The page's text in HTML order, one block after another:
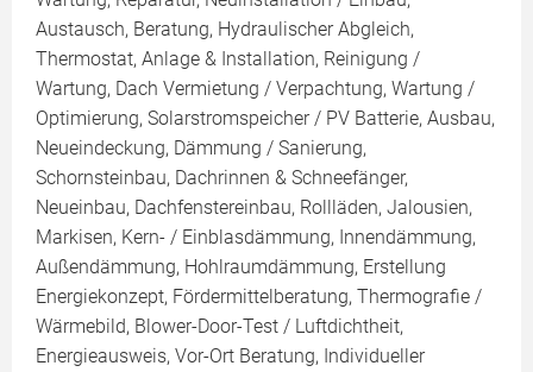
Austausch, Beratung, Hydraulischer Abgleich,
Thermostat, Anlage & Installation, Reinigung /
Wartung, Dach Vermietung / Verpachtung, Wartung /
Optimierung, Solarstromspeicher / PV Batterie, Ausbau,
Neueindeckung, Dämmung / Sanierung,
Schornsteinbau, Dachrinnen & Schneefänger,
Neueinbau, Dachfenstereinbau, Rollläden, Jalousien,
Markisen, Kern- / Einblasdämmung, Innendämmung,
Außendämmung, Hohlraumdämmung, Erstellung
Energiekonzept, Fördermittelberatung, Thermografie /
Wärmebild, Blower-Door-Test / Luftdichtheit,
Energieausweis, Vor-Ort Beratung, Individueller